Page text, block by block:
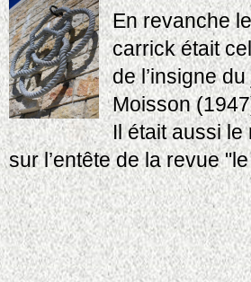
En revanche
carrick était
de l’insigne
Moisson
Il était aussi
sur l’entête de la revue